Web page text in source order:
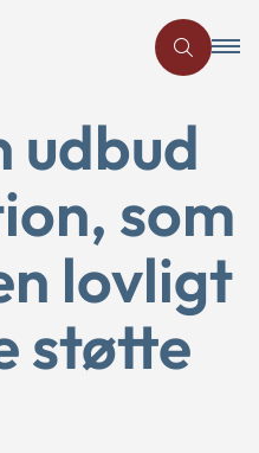
udbud
som
lovligt
støtte